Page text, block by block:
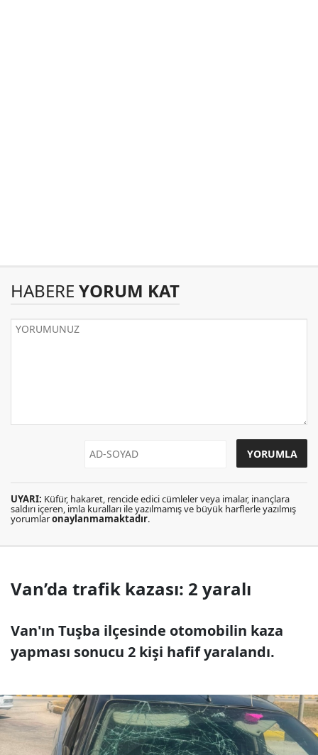
HABERE YORUM KAT
UYARI: Küfür, hakaret, rencide edici cümleler veya imalar, inançlara
saldırı içeren, imla kuralları ile yazılmamış ve büyük harflerle yazılmış
yorumlaronaylanmamaktadır.
Van’da trafik kazası: 2 yaralı
Van'ın Tuşba ilçesinde otomobilin kaza
yapması sonucu 2 kişi hafif yaralandı.